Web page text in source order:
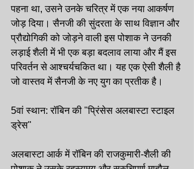
पहना था, उसने उनके चरित्र में एक नया आकर्षण
जोड़ दिया। सैनजी की सुंदरता के साथ विज्ञान और
प्रौद्योगिकी को जोड़ने वाली इस पोशाक ने उनकी
लड़ाई शैली में भी एक बड़ा बदलाव लाया और मैं इस
परिवर्तन से आश्चर्यचकित था। यह एक ऐसी शैली है
जो वास्तव में सैनजी के नए युग का प्रतीक है।
5वां स्थान: रॉबिन की "प्रिंसेस अलबास्टा स्टाइल
ड्रेस"
अलबास्टा आर्क में रॉबिन की राजकुमारी-शैली की